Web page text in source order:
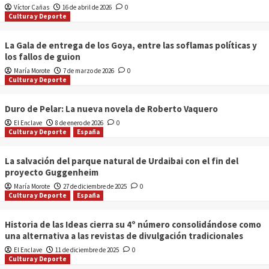
Víctor Cañas 16 de abril de 2026
0
Cultura y Deporte
La Gala de entrega de los Goya, entre las soflamas políticas y
los fallos de guion
María Morote 7 de marzo de 2026
0
Cultura y Deporte
Duro de Pelar: La nueva novela de Roberto Vaquero
El Enclave 8 de enero de 2026
0
Cultura y Deporte
España
La salvación del parque natural de Urdaibai con el fin del
proyecto Guggenheim
María Morote 27 de diciembre de 2025
0
Cultura y Deporte
España
Historia de las Ideas cierra su 4º número consolidándose como
una alternativa a las revistas de divulgación tradicionales
El Enclave 11 de diciembre de 2025
0
Cultura y Deporte